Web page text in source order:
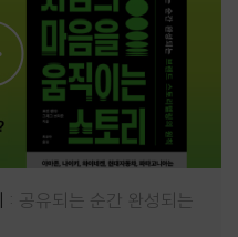
공유되는 순간 완성되는